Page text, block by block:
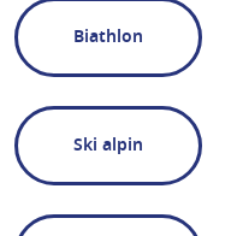
Biathlon
Ski alpin